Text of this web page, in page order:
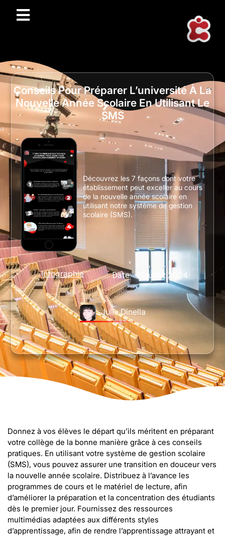
Conseils Pour Préparer L’université À La
Nouvelle Année Scolaire En Utilisant Le
SMS
Infographie Date: 10 juillet 2024
Julia Dinella
Découvrez les 7 façons dont votre
établissement peut exceller au cours
de la nouvelle année scolaire en
utilisant notre système de gestion
scolaire (SMS).
Donnez à vos élèves le départ qu’ils méritent en préparant
votre collège de la bonne manière grâce à ces conseils
pratiques. En utilisant votre système de gestion scolaire
(SMS), vous pouvez assurer une transition en douceur vers
la nouvelle année scolaire. Distribuez à l’avance les
programmes de cours et le matériel de lecture, afin
d’améliorer la préparation et la concentration des étudiants
dès le premier jour. Fournissez des ressources
multimédias adaptées aux différents styles
d’apprentissage, afin de rendre l’apprentissage attrayant et